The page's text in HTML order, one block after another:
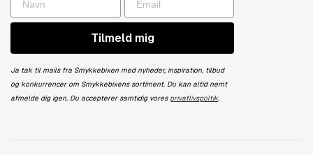
Tilmeld mig
Ja tak til mails fra Smykkebixen med nyheder, inspiration, tilbud
og konkurrencer om Smykkebixens sortiment. Du kan altid nemt
afmelde dig igen. Du accepterer samtidig vores privatlivspoltik.